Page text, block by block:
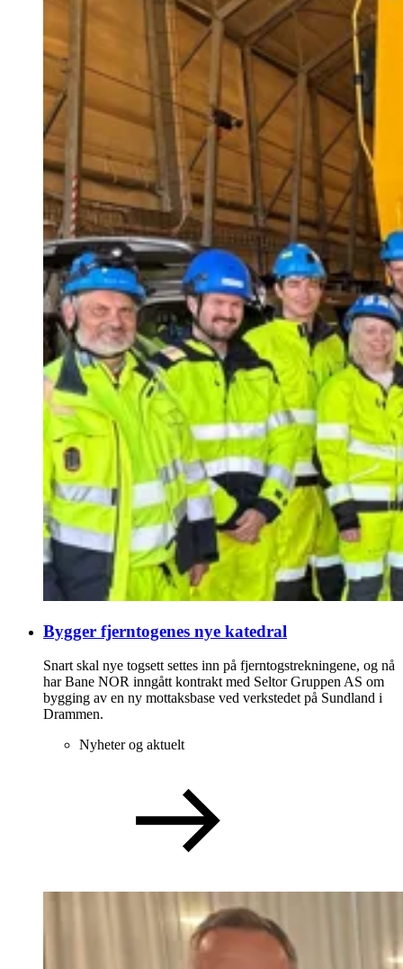
Bygger fjerntogenes nye katedral
Snart skal nye togsett settes inn på fjerntogstrekningene, og nå
har Bane NOR inngått kontrakt med Seltor Gruppen AS om
bygging av en ny mottaksbase ved verkstedet på Sundland i
Drammen.
Nyheter og aktuelt